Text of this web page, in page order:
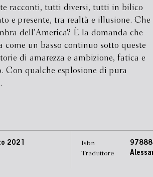
racconti, tutti diversi, tutti in bilico
e presente, tra realtà e illusione. Che
dell’America? È la domanda che
come un basso continuo sotto queste
di amarezza e ambizione, fatica e
Con qualche esplosione di pura
2021
Isbn
Traduttore